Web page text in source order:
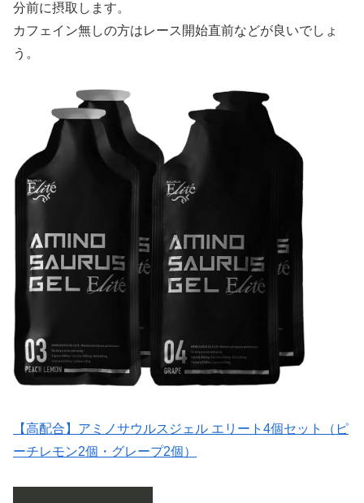
分前に摂取します。
カフェイン無しの方はレース開始直前などが良いでしょ
う。
【高配合】アミノサウルスジェル エリート4個セット（ピ
ーチレモン2個・グレープ2個）